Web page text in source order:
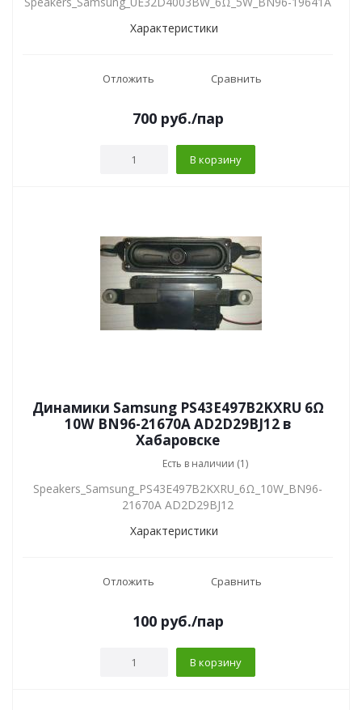
Характеристики
Отложить Сравнить
700 руб./пар
В корзину
Динамики Samsung PS43E497B2KXRU 6Ω
10W BN96-21670A AD2D29BJ12 в
Хабаровске
Есть в наличии (1)
Speakers_Samsung_PS43E497B2KXRU_6Ω_10W_BN96-
21670A AD2D29BJ12
Характеристики
Отложить Сравнить
100 руб./пар
В корзину